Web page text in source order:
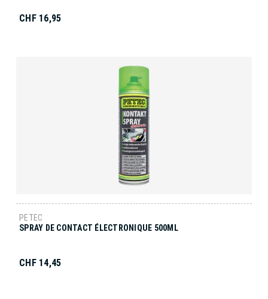
CHF 16,95
PETEC
SPRAY DE CONTACT ÉLECTRONIQUE 500ML
CHF 14,45